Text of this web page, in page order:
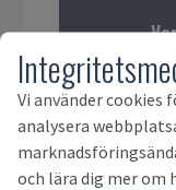
Vi använder
analysera
och lära dig mer om